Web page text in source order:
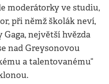
moderátorky ve studiu,
při němž školák neví,
Gaga, největší hvězda
nad Greysonovou
a talentovanému“